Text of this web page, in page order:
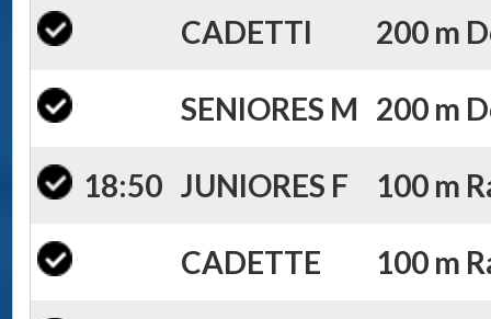
CADETTI 200 m
SENIORES M 200 m
18:50 JUNIORES F 100 m
CADETTE 100 m